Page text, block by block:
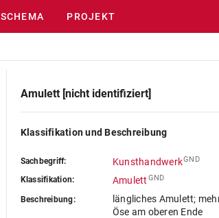
SCHEMA PROJEKT
Amulett [nicht identifiziert]
Klassifikation und Beschreibung
Sachbegriff: KunsthandwerkGND
Klassifikation: Amulett GND
Beschreibung:
längliches Amulett;
Öse am oberen Ende